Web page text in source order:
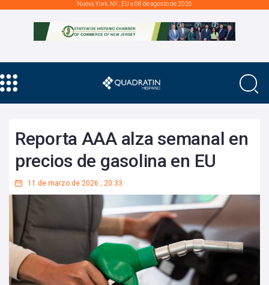
Nueva York, NY., EU a 08 de agosto de 2026
Reporta AAA alza semanal en
precios de gasolina en EU
11 de marzo de 2026 , 20:33